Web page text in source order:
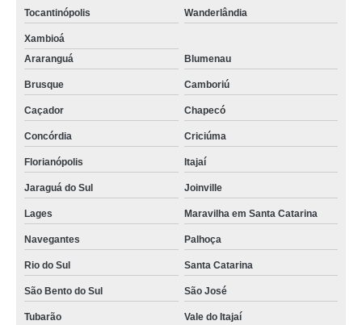
Tocantinópolis Wanderlândia
Xambioá
Araranguá
Blumenau
Brusque Camboriú
Caçador Chapecó
Concórdia Criciúma
Florianópolis Itajaí
Jaraguá do Sul Joinville
Lages Maravilha em Santa Catarina
Navegantes Palhoça
Rio do Sul Santa Catarina
São Bento do Sul São José
Tubarão
Vale do Itajaí